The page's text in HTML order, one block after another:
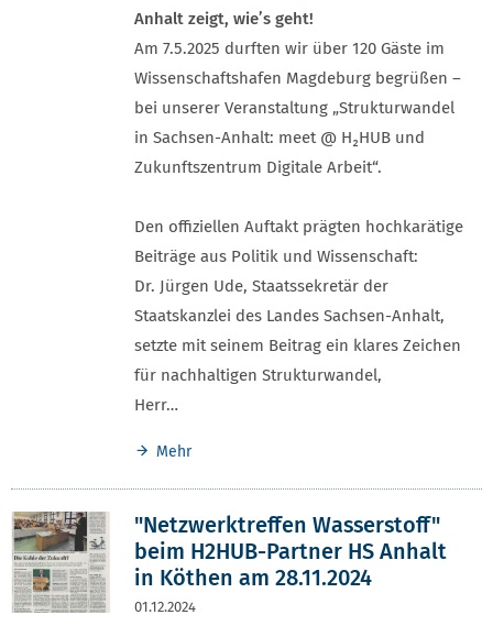
Anhalt zeigt, wie’s geht!
Am 7.5.2025 durften wir über 120 Gäste im
Wissenschaftshafen Magdeburg begrüßen –
bei unserer Veranstaltung „Strukturwandel
in Sachsen-Anhalt: meet @ H₂HUB und
Zukunftszentrum Digitale Arbeit“.
Den offiziellen Auftakt prägten hochkarätige
Beiträge aus Politik und Wissenschaft:
Dr. Jürgen Ude, Staatssekretär der
Staatskanzlei des Landes Sachsen-Anhalt,
setzte mit seinem Beitrag ein klares Zeichen
für nachhaltigen Strukturwandel,
Herr…
Mehr
"Netzwerktreffen Wasserstoff"
beim H2HUB-Partner HS Anhalt
in Köthen am 28.11.2024
01.12.2024